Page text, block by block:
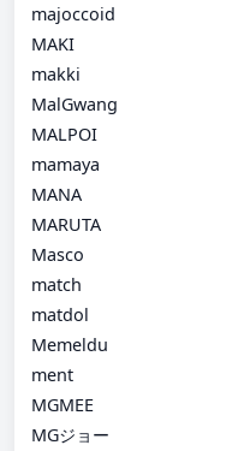
majoccoid
MAKI
makki
MalGwang
MALPOI
mamaya
MANA
MARUTA
Masco
match
matdol
Memeldu
ment
MGMEE
MGジョー